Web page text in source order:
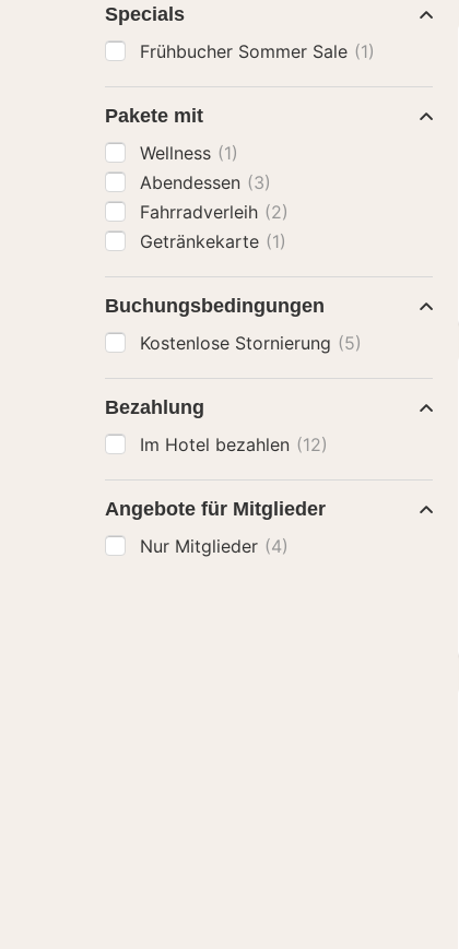
Specials
Frühbucher Sommer Sale (1)
Pakete mit
Wellness (1)
Abendessen (3)
Fahrradverleih (2)
Getränkekarte (1)
Buchungsbedingungen
Kostenlose Stornierung (5)
Bezahlung
Im Hotel bezahlen (12)
Angebote für Mitglieder
Nur Mitglieder (4)